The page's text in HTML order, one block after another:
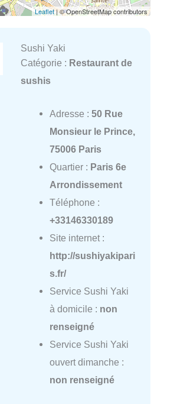
Leaflet| © OpenStreetMap contributors
Sushi Yaki
Catégorie : Restaurant de
sushis
Adresse : 50 Rue
Monsieur le Prince,
75006 Paris
Quartier : Paris 6e
Arrondissement
Téléphone :
+33146330189
Site internet :
http://sushiyakipari
s.fr/
Service Sushi Yaki
à domicile : non
renseigné
Service Sushi Yaki
ouvert dimanche :
non renseigné